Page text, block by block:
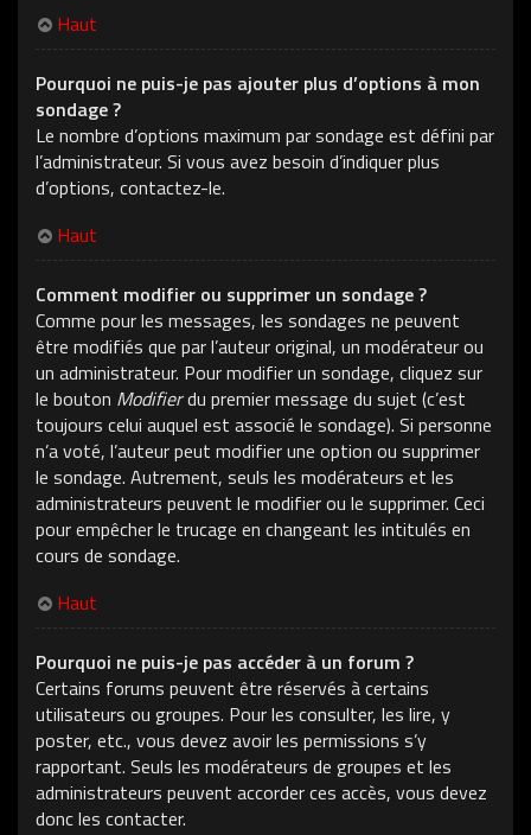
Haut
Pourquoi ne puis-je pas ajouter plus d’options à mon
sondage ?
Le nombre d’options maximum par sondage est défini par
l’administrateur. Si vous avez besoin d’indiquer plus
d’options, contactez-le.
Haut
Comment modifier ou supprimer un sondage ?
Comme pour les messages, les sondages ne peuvent
être modifiés que par l’auteur original, un modérateur ou
un administrateur. Pour modifier un sondage, cliquez sur
le bouton Modifierdu premier message du sujet (c’est
toujours celui auquel est associé le sondage). Si personne
n’a voté, l’auteur peut modifier une option ou supprimer
le sondage. Autrement, seuls les modérateurs et les
administrateurs peuvent le modifier ou le supprimer. Ceci
pour empêcher le trucage en changeant les intitulés en
cours de sondage.
Haut
Pourquoi ne puis-je pas accéder à un forum ?
Certains forums peuvent être réservés à certains
utilisateurs ou groupes. Pour les consulter, les lire, y
poster, etc., vous devez avoir les permissions s’y
rapportant. Seuls les modérateurs de groupes et les
administrateurs peuvent accorder ces accès, vous devez
donc les contacter.